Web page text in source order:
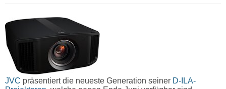
JVC präsentiert die neueste Generation seiner D-ILA-